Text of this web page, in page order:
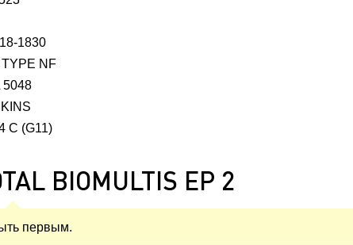
1830
NF
5048
C (G11)
BIOMULTIS EP 2
первым.